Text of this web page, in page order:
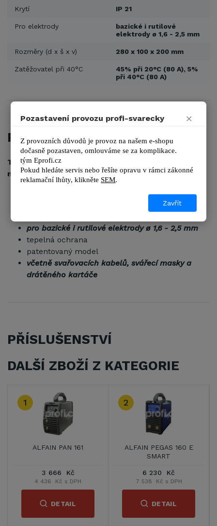
Krytí IP 21
Pro elektrody
bazické i rutilové
elektrody ø 1,6 - 2,5 mm
Rozměry (d x š x v) 280 x 100 x 200 mm
Zatěžovatel při 40°C
45% při 20°C (80 A), 5%
při 40°C (80 A)
POPIS
Telwin Force 125 - lehká invertorová svářečka
nejen pro domácí kutily
funkce ARC force, Hot Start, Anti Stick
pracuje v režimu síťového napětí +-15%
pro bazické i rutilové elektrody ø 1,6 - 2,5 mm
tepelná ochrana
patentovaný model
včetně svařovacích kabelů, svářecí masky a
drátěného kartáče
PŘÍSLUŠENSTVÍ
DALŠÍ ZBOŽÍ Z KATEGORIE
1
ALFAIN PAN 161
3 666 Kč
4 436 Kč s DPH
DETAIL
2
ALFAIN PEGAS 160 E
SMART
6 230 Kč
7 538 Kč s DPH
DETAIL
Pozastavení provozu profi-svarecky ×
Z provozních důvodů je provoz na našem e-shopu
dočasně pozastaven, omlouváme se za komplikace.
tým Eprofi.cz
Pokud hledáte servis nebo řešíte opravu v rámci zákonné
reklamační lhůty, klikněte SEM.
Zavřít